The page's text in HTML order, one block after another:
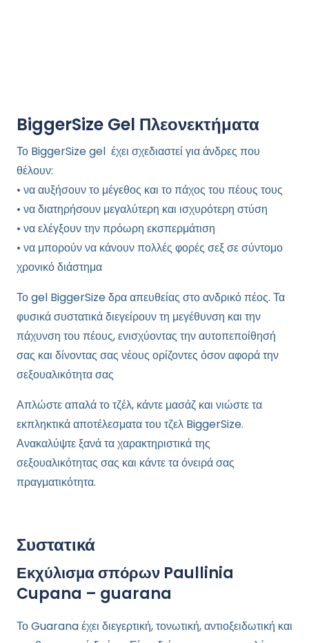
BiggerSize Gel Πλεονεκτήματα
Το BiggerSize gel έχει σχεδιαστεί για άνδρες που
θέλουν:
• να αυξήσουν το μέγεθος και το πάχος του πέους τους
• να διατηρήσουν μεγαλύτερη και ισχυρότερη στύση
• να ελέγξουν την πρόωρη εκσπερμάτιση
• να μπορούν να κάνουν πολλές φορές σεξ σε σύντομο
χρονικό διάστημα
Το gel BiggerSize δρα απευθείας στο ανδρικό πέος. Τα
φυσικά συστατικά διεγείρουν τη μεγέθυνση και την
πάχυνση του πέους, ενισχύοντας την αυτοπεποίθησή
σας και δίνοντας σας νέους ορίζοντες όσον αφορά την
σεξουαλικότητα σας
Απλώστε απαλά το τζέλ, κάντε μασάζ και νιώστε τα
εκπληκτικά αποτέλεσματα του τζελ BiggerSize.
Ανακαλύψτε ξανά τα χαρακτηριστικά της
σεξουαλικότητας σας και κάντε τα όνειρά σας
πραγματικότητα.
Συστατικά
Εκχύλισμα σπόρων Paullinia
Cupana – guarana
Το Guarana έχει διεγερτική, τονωτική, αντιοξειδωτική και